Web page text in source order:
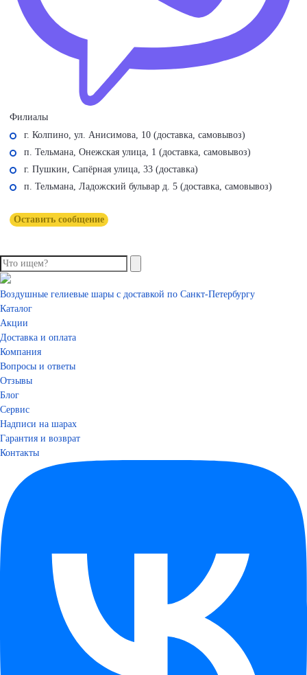
Филиалы
г. Колпино, ул. Анисимова, 10 (доставка, самовывоз)
п. Тельмана, Онежская улица, 1 (доставка, самовывоз)
г. Пушкин, Сапёрная улица, 33 (доставка)
п. Тельмана, Ладожский бульвар д. 5 (доставка, самовывоз)
Оставить сообщение
Воздушные гелиевые шары с доставкой по Санкт-Петербургу
Каталог
Акции
Доставка и оплата
Компания
Вопросы и ответы
Отзывы
Блог
Сервис
Надписи на шарах
Гарантия и возврат
Контакты